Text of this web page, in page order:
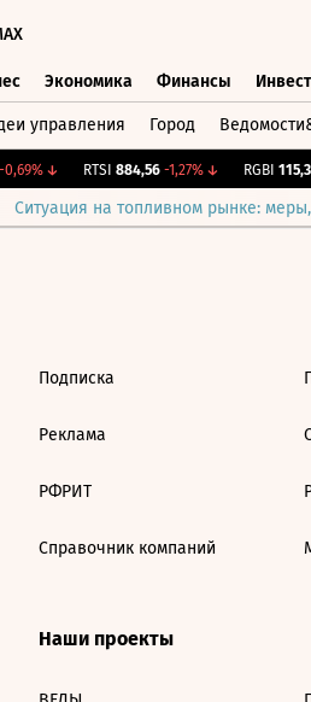
Экономика Финансы
управления Город
↓ RTSI 884,56 -1,27%↓ RGBI 115,34
Ситуация на топливном рынке:
Подписка
Реклама
РФРИТ
Справочник компаний
Наши проекты